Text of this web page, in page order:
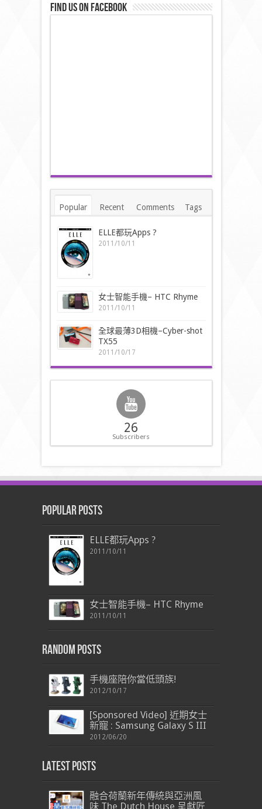
Find us on Facebook
Popular Recent Comments Tags
ELLE都玩Apps ?
2011/10/11
女士智能手機– HTC Rhyme
2011/10/11
全球最薄3D相機–Cyber-shot
TX55
2011/10/17
26
Subscribers
Popular Posts
ELLE都玩Apps ?
2011/10/11
女士智能手機– HTC Rhyme
2011/10/11
Random Posts
手機座陪你當低頭族!
2012/10/17
[Sponsored Video] 近期女士
新寵 : Samsung Galaxy S III
2012/06/20
Latest Posts
融合荷蘭新年傳統與亞洲風
味 The Dutch House 呈獻匠